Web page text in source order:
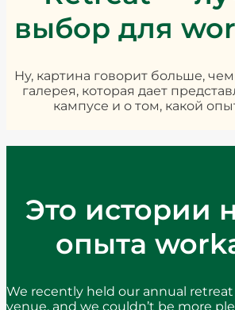
выбор для
Ну, картина говорит больше,
галерея, которая дает
кампусе и о том, какой
Это истории
опыта
We recently held our annual
venue, and we couldn’t be more